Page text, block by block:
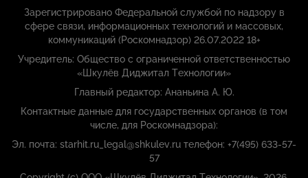
Зарегистрировано Федеральной службой по надзору в
сфере связи, информационных технологий и массовых,
коммуникаций (Роскомнадзор) 26.07.2022 18+
Учредитель: Общество с ограниченной ответственностью
«Шкулёв Диджитал Технологии»
Главный редактор: Ананьина А. Ю.
Контактные данные для государственных органов (в том
числе, для Роскомнадзора):
Эл. почта: starhit.ru_legal@shkulev.ru телефон: +7(495) 633-57-
57